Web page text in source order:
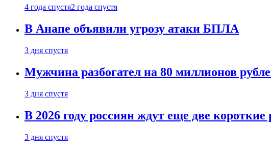
4 года спустя2 года спустя
В Анапе объявили угрозу атаки БПЛА
3 дня спустя
Мужчина разбогател на 80 миллионов
3 дня спустя
В 2026 году россиян ждут еще две короткие
3 дня спустя